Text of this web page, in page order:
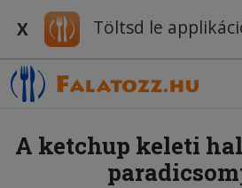
X Töltsd le
A ketchup keleti